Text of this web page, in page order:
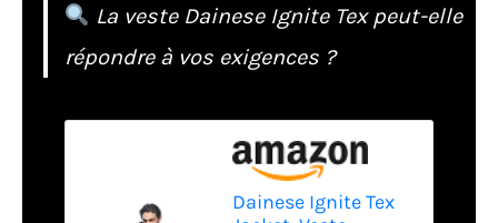
La veste Dainese Ignite Tex peut-elle
répondre à vos exigences ?
Dainese Ignite Tex